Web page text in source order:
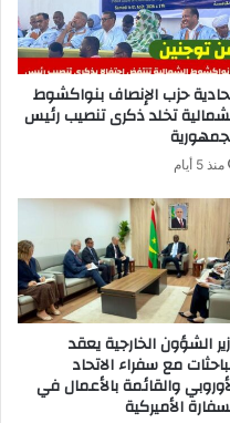
حزب الإنصاف بنواكشوط
تخلد ذكرى تنصيب رئيس
منذ 5 أيام
الشؤون الخارجية يعقد
مع سفراء الاتحاد
والقائمة بالأعمال في
الأميركية